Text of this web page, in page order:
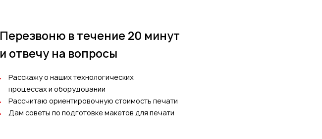
Перезвоню в течение 20 минут
и отвечу на вопросы
Расскажу о наших технологических
процессах и оборудовании
Рассчитаю ориентировочную стоимость печати
Дам советы по подготовке макетов для печати